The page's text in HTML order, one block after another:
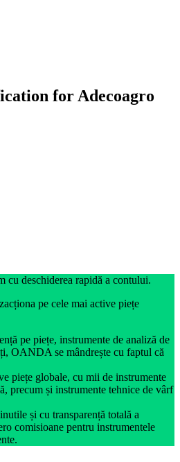
for Adecoagro
cu deschiderea rapidă a contului.
pe cele mai active piețe
pe piețe, instrumente de analiză de
OANDA se mândrește cu faptul că
piețe globale, cu mii de instrumente
precum și instrumente tehnice de vârf
și cu transparență totală a
comisioane pentru instrumentele